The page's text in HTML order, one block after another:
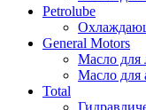
Petrolube
General Motors
Масло для
Масло для
Total